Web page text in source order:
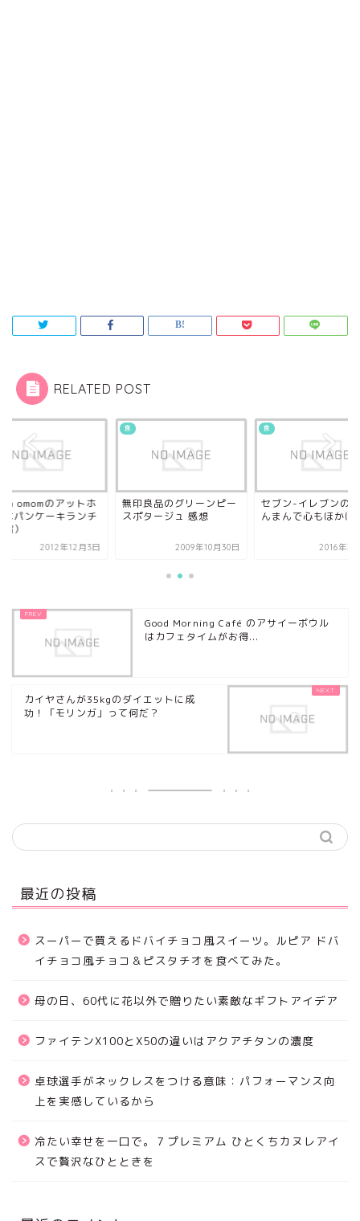
RELATED POST
omomのアットホ
なパンケーキランチ
）
2012年12月3日
食
無印良品のグリーンピー
スポタージュ 感想
2009年10月30日
食
セブン-イレブンの
んまんで心もほかほ
2016年3
Good Morning Café のアサイーボウル
はカフェタイムがお得...
カイヤさんが35kgのダイエットに成
功！「モリンガ」って何だ？
最近の投稿
スーパーで買えるドバイチョコ風スイーツ。ルピア ドバ
イチョコ風チョコ＆ピスタチオを食べてみた。
母の日、60代に花以外で贈りたい素敵なギフトアイデア
ファイテンX100とX50の違いはアクアチタンの濃度
卓球選手がネックレスをつける意味：パフォーマンス向
上を実感しているから
冷たい幸せを一口で。７プレミアム ひとくちカヌレアイ
スで贅沢なひとときを